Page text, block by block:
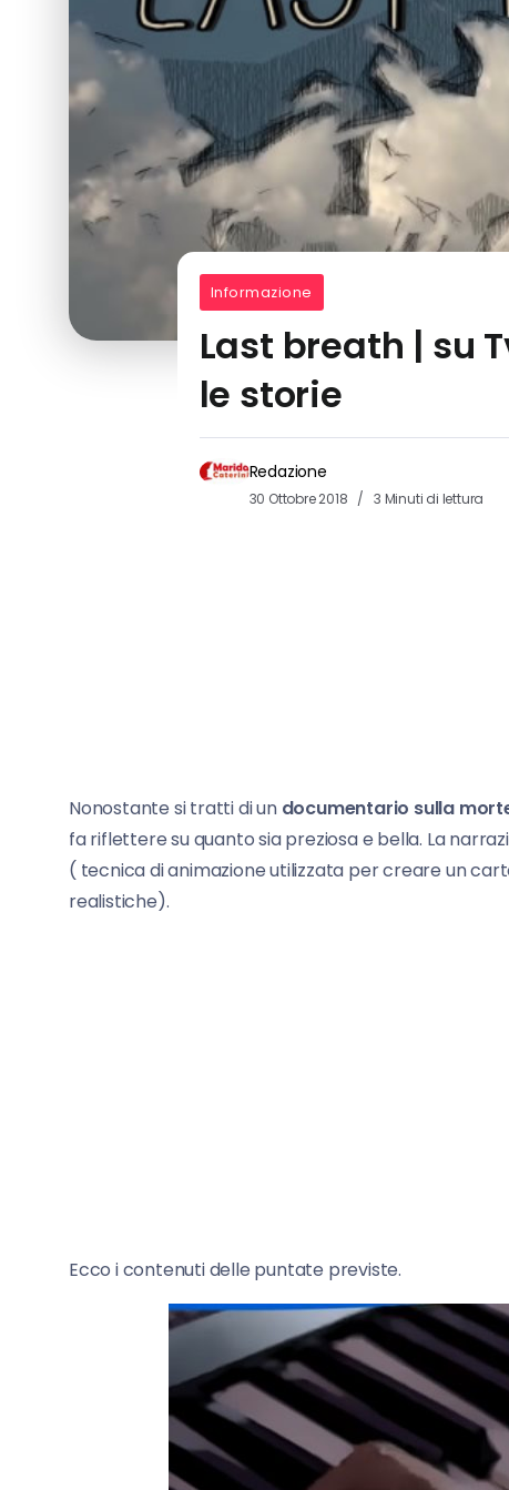
Informazione
Last breath | su
le storie
Redazione
30 Ottobre 2018 3 Minuti di lettura
Nonostante si tratti di un documentario sulla
fa riflettere su quanto sia preziosa e bella. La
( tecnica di animazione utilizzata per creare un
realistiche).
Ecco i contenuti delle puntate previste.